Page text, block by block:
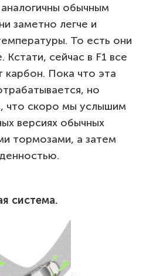
обычным
заметно легче и
То есть они
сейчас в F1 все
карбон. Пока что эта
но
что скоро мы услышим
версиях обычных
тормозами, а затем
система.